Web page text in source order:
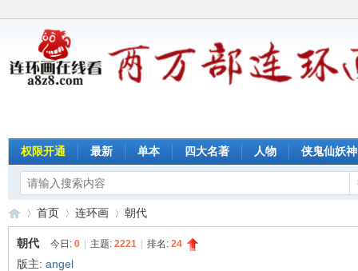
权限开通 最新 单本 四大名著 人物 侠鬼仙妖神
首页 连环画 朝代
朝代 今日: 0 主题: 2221 排名: 24
版主: angel